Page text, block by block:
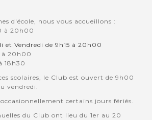
d'école, nous vous accueillons :
à 20h00
et Vendredi de 9h15 à 20h00
à 20h00
18h30
scolaires, le Club est ouvert de 9h00
vendredi.
certains jours fériés.
du Club ont lieu du 1er au 20